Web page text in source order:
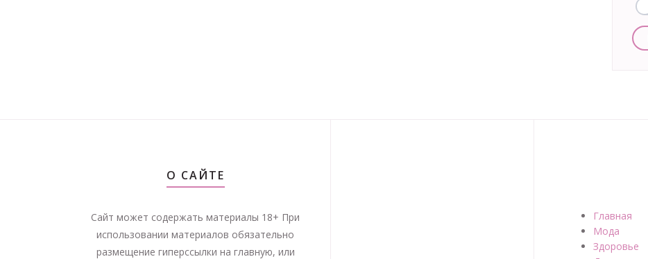
О САЙТЕ
Сайт может содержать материалы 18+ При
использовании материалов обязательно
размещение гиперссылки на главную, или
Главная
Мода
Здоровье